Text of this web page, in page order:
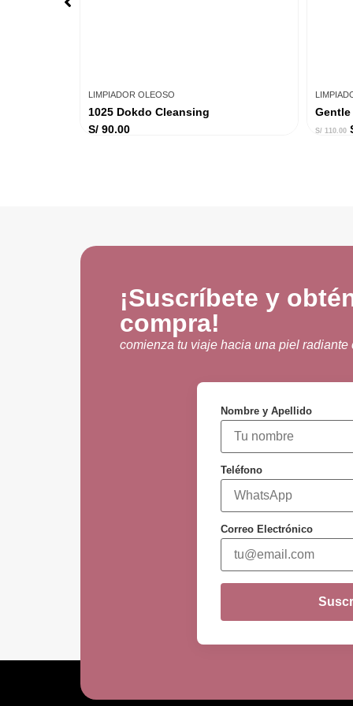
LIMPIADOR OLEOSO
1025 Dokdo Cleansing
S/ 90.00 S/ 110.00
¡Suscríbete y
compra!
comienza tu viaje hacia una piel radiante
Nombre y Apellido
Teléfono
Correo Electrónico